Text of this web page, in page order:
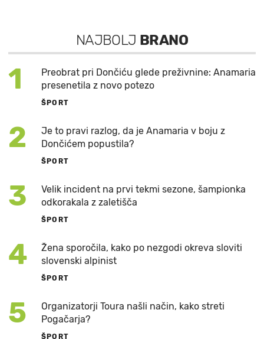
NAJBOLJ BRANO
1
Preobrat pri Dončiću glede preživnine: Anamaria
presenetila z novo potezo
ŠPORT
2
Je to pravi razlog, da je Anamaria v boju z
Dončićem popustila?
ŠPORT
3
Velik incident na prvi tekmi sezone, šampionka
odkorakala z zaletišča
ŠPORT
4
Žena sporočila, kako po nezgodi okreva sloviti
slovenski alpinist
ŠPORT
5
Organizatorji Toura našli način, kako streti
Pogačarja?
ŠPORT